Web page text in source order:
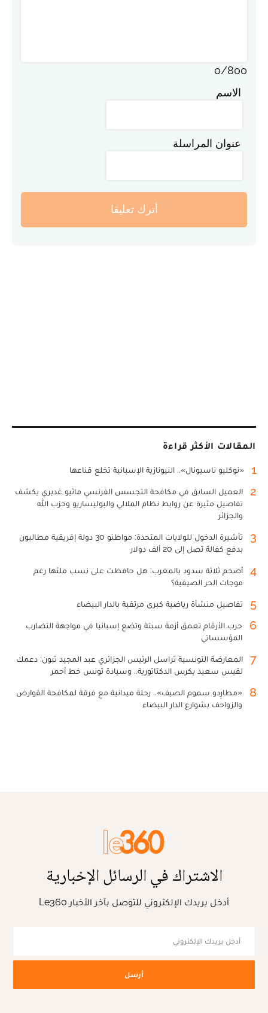
0/800
الاسم
عنوان المراسلة
أترك تعليقا
المقالات الأكثر قراءة
1 «نوكليو ناسيونال».. النيونازية الإسبانية تخلع قناعها
2
العميل السابق في مكافحة التجسس الفرنسي ماثيو غديري يكشف
تفاصيل مثيرة عن روابط نظام الملالي والبوليساريو وحزب الله
والجزائر
3
تأشيرة الدخول للولايات المتحدة: مواطنو 30 دولة إفريقية مطالبون
بدفع كفالة تصل إلى 20 ألف دولار
4
أضخم ثلاثة سدود بالمغرب: هل حافظت على نسب ملئها رغم
موجات الحر الصيفية؟
5 تفاصيل منشأة رياضية كبرى مرتقبة بالدار البيضاء
6
حرب الأرقام تعمق أزمة سبتة وتضع إسبانيا في مواجهة التضارب
المؤسساتي
7
المعارضة التونسية تراسل الرئيس الجزائري عبد المجيد تبون: دعمك
لقيس سعيد يكرس الدكتاتورية.. وسيادة تونس خط أحمر
8
«مطارِدو سموم الصيف».. رحلة ميدانية مع فرقة لمكافحة القوارض
والزواحف بشوارع الدار البيضاء
الاشتراك في الرسائل الإخبارية
أدخل بريدك الإلكتروني للتوصل بآخر الأخبار Le360
أرسل